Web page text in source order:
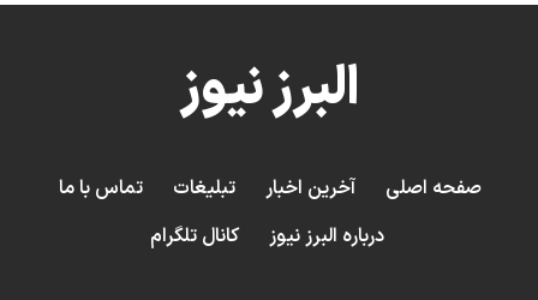
البرز نیوز
صفحه اصلی آخرین اخبار تبلیغات
تماس با ما
درباره البرز نیوز
کانال تلگرام